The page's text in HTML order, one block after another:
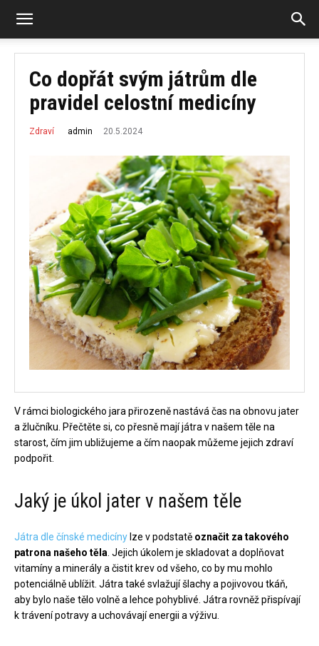
Co dopřát svým játrům dle
pravidel celostní medicíny
Zdraví admin 20.5.2024
V rámci biologického jara přirozeně nastává čas na obnovu jater
a žlučníku. Přečtěte si, co přesně mají játra v našem těle na
starost, čím jim ubližujeme a čím naopak můžeme jejich zdraví
podpořit.
Jaký je úkol jater v našem těle
Játra dle čínské medicíny lze v podstatě označit za takového
patrona našeho těla . Jejich úkolem je skladovat a doplňovat
vitamíny a minerály a čistit krev od všeho, co by mu mohlo
potenciálně ublížit. Játra také svlažují šlachy a pojivovou tkáň,
aby bylo naše tělo volně a lehce pohyblivé. Játra rovněž přispívají
k trávení potravy a uchovávají energii a výživu.